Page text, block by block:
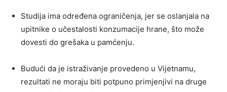
Studija ima određena ograničenja, jer se oslanjala na
upitnike o učestalosti konzumacije hrane, što može
dovesti do grešaka u pamćenju.
Budući da je istraživanje provedeno u Vijetnamu,
rezultati ne moraju biti potpuno primjenjivi na druge